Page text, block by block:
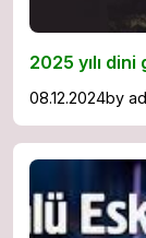
2025 yılı
08.12.2024by